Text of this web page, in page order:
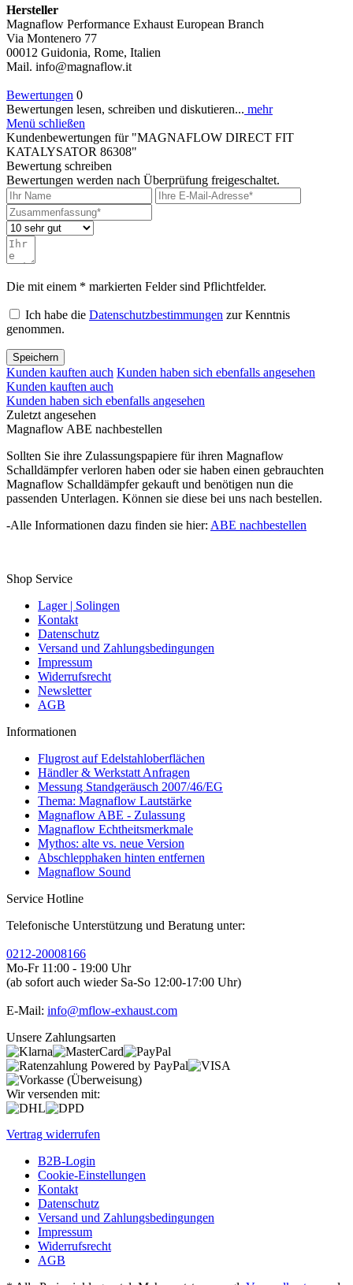
Hersteller
Magnaflow Performance Exhaust European Branch
Via Montenero 77
00012 Guidonia, Rome, Italien
Mail. info@magnaflow.it
Bewertungen 0
Bewertungen lesen, schreiben und diskutieren... mehr
Menü schließen
Kundenbewertungen für "MAGNAFLOW DIRECT FIT
KATALYSATOR 86308"
Bewertung schreiben
Bewertungen werden nach Überprüfung freigeschaltet.
Die mit einem * markierten Felder sind Pflichtfelder.
Ich habe die Datenschutzbestimmungen zur Kenntnis
genommen.
Speichern
Kunden kauften auch Kunden haben sich ebenfalls angesehen
Kunden kauften auch
Kunden haben sich ebenfalls angesehen
Zuletzt angesehen
Magnaflow ABE nachbestellen
Sollten Sie ihre Zulassungspapiere für ihren Magnaflow
Schalldämpfer verloren haben oder sie haben einen gebrauchten
Magnaflow Schalldämpfer gekauft und benötigen nun die
passenden Unterlagen. Können sie diese bei uns nach bestellen.
-Alle Informationen dazu finden sie hier: ABE nachbestellen
Shop Service
Lager | Solingen
Kontakt
Datenschutz
Versand und Zahlungsbedingungen
Impressum
Widerrufsrecht
Newsletter
AGB
Informationen
Flugrost auf Edelstahloberflächen
Händler & Werkstatt Anfragen
Messung Standgeräusch 2007/46/EG
Thema: Magnaflow Lautstärke
Magnaflow ABE - Zulassung
Magnaflow Echtheitsmerkmale
Mythos: alte vs. neue Version
Abschlepphaken hinten entfernen
Magnaflow Sound
Service Hotline
Telefonische Unterstützung und Beratung unter:
0212-20008166
Mo-Fr 11:00 - 19:00 Uhr
(ab sofort auch wieder Sa-So 12:00-17:00 Uhr)
E-Mail: info@mflow-exhaust.com
Unsere Zahlungsarten
Wir versenden mit:
Vertrag widerrufen
B2B-Login
Cookie-Einstellungen
Kontakt
Datenschutz
Versand und Zahlungsbedingungen
Impressum
Widerrufsrecht
AGB